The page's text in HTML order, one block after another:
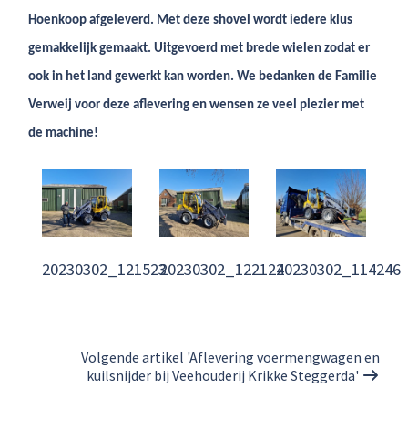
Hoenkoop afgeleverd. Met deze shovel wordt iedere klus
gemakkelijk gemaakt. Uitgevoerd met brede wielen zodat er
ook in het land gewerkt kan worden. We bedanken de Familie
Verweij voor deze aflevering en wensen ze veel plezier met
de machine!
20230302_12152320230302_12212420230302_114246
Volgende artikel 'Aflevering voermengwagen en
kuilsnijder bij Veehouderij Krikke Steggerda'